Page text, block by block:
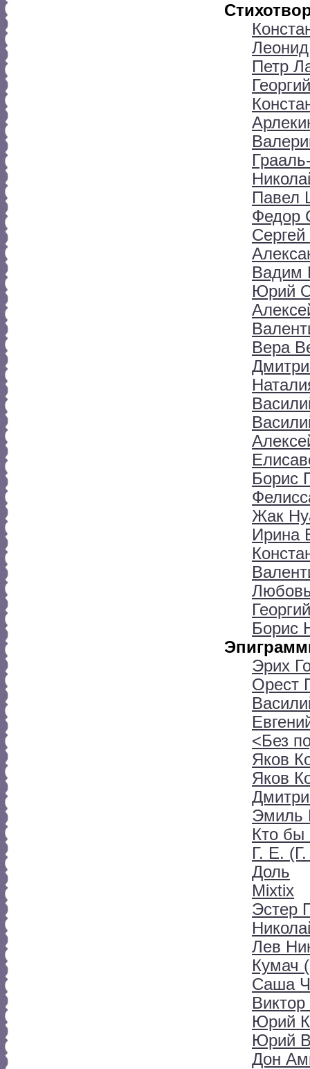
Петр
Павел
Федор
Вадим
Юрий
Вера
Борис
Жак
Ирина
Борис
Эрих
Орест
<Без
Яков
Яков
Эмиль
Кто
Г. Е.
Доль
Mixtix
Эстер
Лев
Кумач
Саша
Юрий
Юрий
Дон